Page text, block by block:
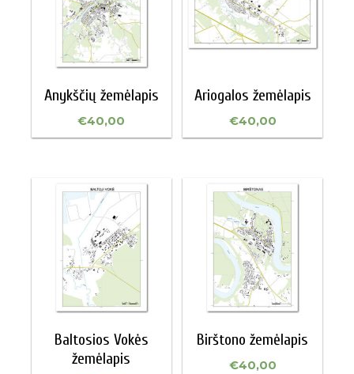
Anykščių žemėlapis
€40,00
Ariogalos žemėlapis
€40,00
Baltosios Vokės
žemėlapis
Birštono žemėlapis
€40,00